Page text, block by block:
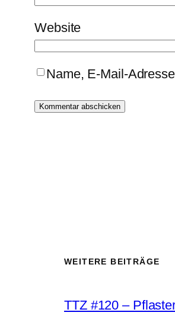
Website
Name, E-Mail-
WEITERE BEITRÄGE
TTZ #120 –